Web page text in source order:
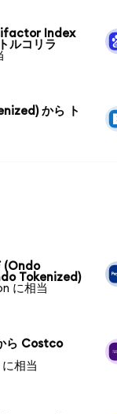
Index
ルコリラ
から ト
(Ondo
Tokenized)
に相当
ら Costco
相当